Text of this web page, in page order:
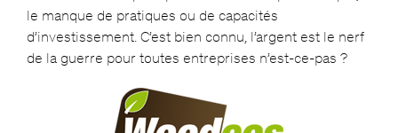
le manque de pratiques ou de capacités
d’investissement. C’est bien connu, l’argent est le nerf
de la guerre pour toutes entreprises n’est-ce-pas ?